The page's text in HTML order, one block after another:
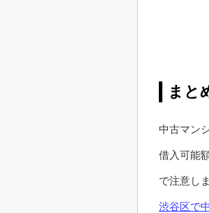
まと
中古マン
借入可能
で注意し
渋谷区で